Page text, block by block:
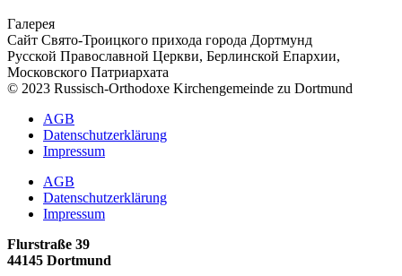
Галерея
Сайт Свято-Троицкого прихода города Дортмунд
Русской Православной Церкви, Берлинской Епархии,
Московского Патриархата
© 2023 Russisch-Orthodoxe Kirchengemeinde zu Dortmund
АGB
Datenschutzerklärung
Impressum
АGB
Datenschutzerklärung
Impressum
Flurstraße 39
44145 Dortmund